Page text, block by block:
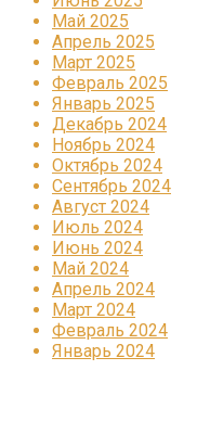
Май 2025
Апрель 2025
Март 2025
Февраль 2025
Январь 2025
Декабрь 2024
Ноябрь 2024
Октябрь 2024
Сентябрь 2024
Август 2024
Июль 2024
Июнь 2024
Май 2024
Апрель 2024
Март 2024
Февраль 2024
Январь 2024